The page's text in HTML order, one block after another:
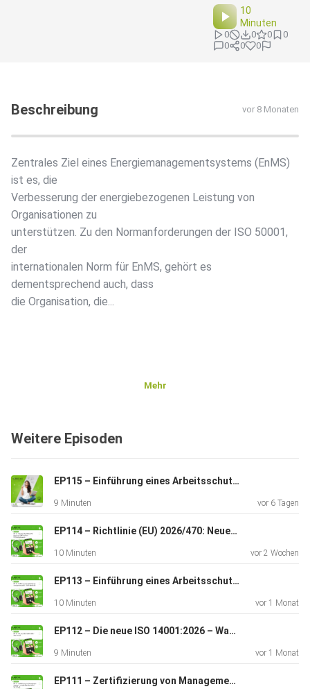
10
Minuten
0 0 0
0
0
0 0
Beschreibung vor 8 Monaten
Zentrales Ziel eines Energiemanagementsystems (EnMS)
ist es, die
Verbesserung der energiebezogenen Leistung von
Organisationen zu
unterstützen. Zu den Normanforderungen der ISO 50001,
der
internationalen Norm für EnMS, gehört es
dementsprechend auch, dass
die Organisation, die...
Mehr
Weitere Episoden
EP115 – Einführung eines Arbeitsschutzmanagementsystems – Teil 10: Überwachung, Analyse und Bewertung
9 Minuten vor 6 Tagen
EP114 – Richtlinie (EU) 2026/470: Neues zur CSRD und zum EU-Lieferkettengesetz
10 Minuten vor 2 Wochen
EP113 – Einführung eines Arbeitsschutzmanagementsystems – Teil 9: Betrieb (II)
10 Minuten vor 1 Monat
EP112 – Die neue ISO 14001:2026 – Was ist neu?
9 Minuten vor 1 Monat
EP111 – Zertifizierung von Managementsystemen – was gilt neben der Norm? Teil 2: Audit